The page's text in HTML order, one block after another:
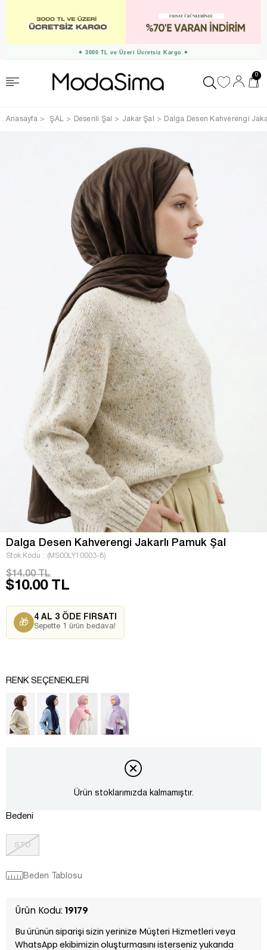
✦ 3000 TL ve Üzeri Ücretsiz Kargo ✦
0
Anasayfa ŞAL Desenli Şal Jakar Şal Dalga Desen Kahverengi
Dalga Desen Kahverengi Jakarlı Pamuk Şal
Stok Kodu (MS00LY10003-8)
$14.00 TL
$10.00 TL
🎁
4 AL 3 ÖDE FIRSATI
Sepette 1 ürün bedava!
RENK SEÇENEKLERI
Ürün stoklarımızda kalmamıştır.
Bedeni
STD
Beden Tablosu
Ürün Kodu: 19179
Bu ürünün siparişi sizin yerinize Müşteri Hizmetleri veya
WhatsApp ekibimizin oluşturmasını isterseniz yukarıda